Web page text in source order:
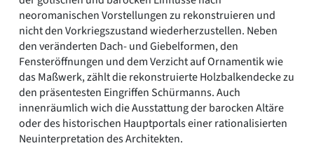
neoromanischen Vorstellungen zu rekonstruieren und
nicht den Vorkriegszustand wiederherzustellen. Neben
den veränderten Dach- und Giebelformen, den
Fensteröffnungen und dem Verzicht auf Ornamentik wie
das Maßwerk, zählt die rekonstruierte Holzbalkendecke zu
den präsentesten Eingriffen Schürmanns. Auch
innenräumlich wich die Ausstattung der barocken Altäre
oder des historischen Hauptportals einer rationalisierten
Neuinterpretation des Architekten.